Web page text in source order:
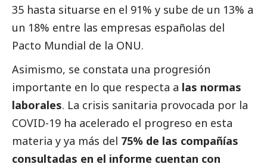
35 hasta situarse en el 91% y sube de un 13% a
un 18% entre las empresas españolas del
Pacto Mundial de la ONU.
Asimismo, se constata una progresión
importante en lo que respecta a las normas
laborales. La crisis sanitaria provocada por la
COVID-19 ha acelerado el progreso en esta
materia y ya más del 75% de las compañías
consultadas en el informe cuentan con